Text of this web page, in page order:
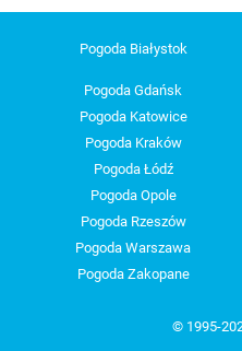
Pogoda Białystok
Pogoda Gdańsk
Pogoda Katowice
Pogoda Kraków
Pogoda Łódź
Pogoda Opole
Pogoda Rzeszów
Pogoda Warszawa
Pogoda Zakopane
© 1995-